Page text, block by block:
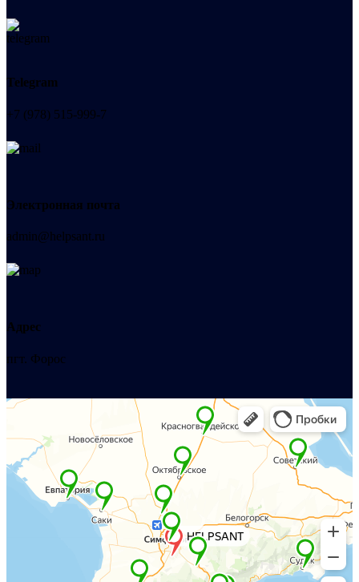
Telegram
+7 (978) 515-999-7
Электронная почта
admin@helpsant.ru
Адрес
пгт. Форос